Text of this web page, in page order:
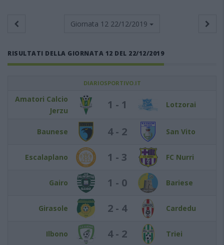
Giornata 12 22/12/2019
RISULTATI DELLA GIORNATA 12 DEL 22/12/2019
DIARIOSPORTIVO.IT
Amatori Calcio
Jerzu
1 - 1 Lotzorai
Baunese 4 - 2 San Vito
Escalaplano 1 - 3 FC Nurri
Gairo 1 - 0 Bariese
Girasole 2 - 4 Cardedu
Ilbono 4 - 2 Triei